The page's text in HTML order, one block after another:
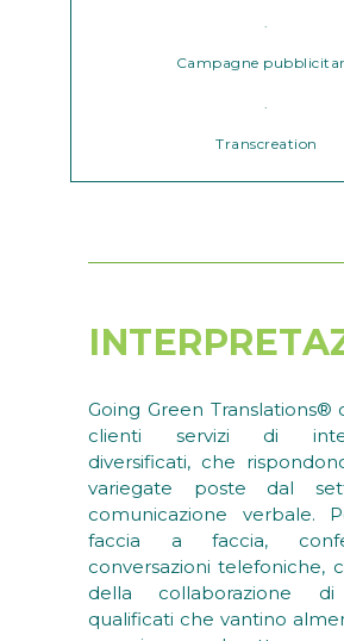
Campagne
Transcreation
Going Green Translations®
clienti servizi di
diversificati, che
variegate poste dal
comunicazione verbale.
faccia a faccia,
conversazioni telefoniche,
della collaborazione
qualificati che vantino